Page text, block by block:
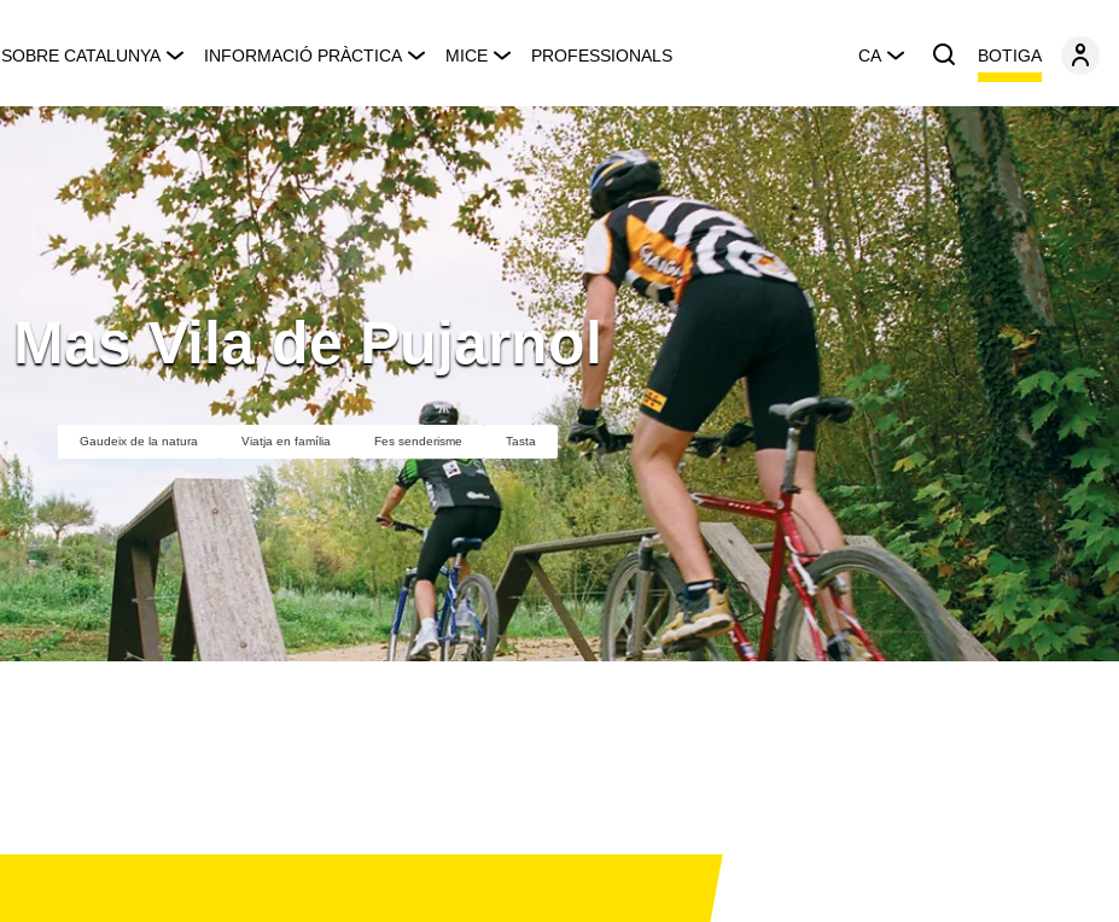
SOBRE CATALUNYA INFORMACIÓ PRÀCTICA MICE PROFESSIONALS CA BOTIGA
Mas Vila de Pujarnol
Gaudeix de la natura Viatja en família Fes senderisme Tasta